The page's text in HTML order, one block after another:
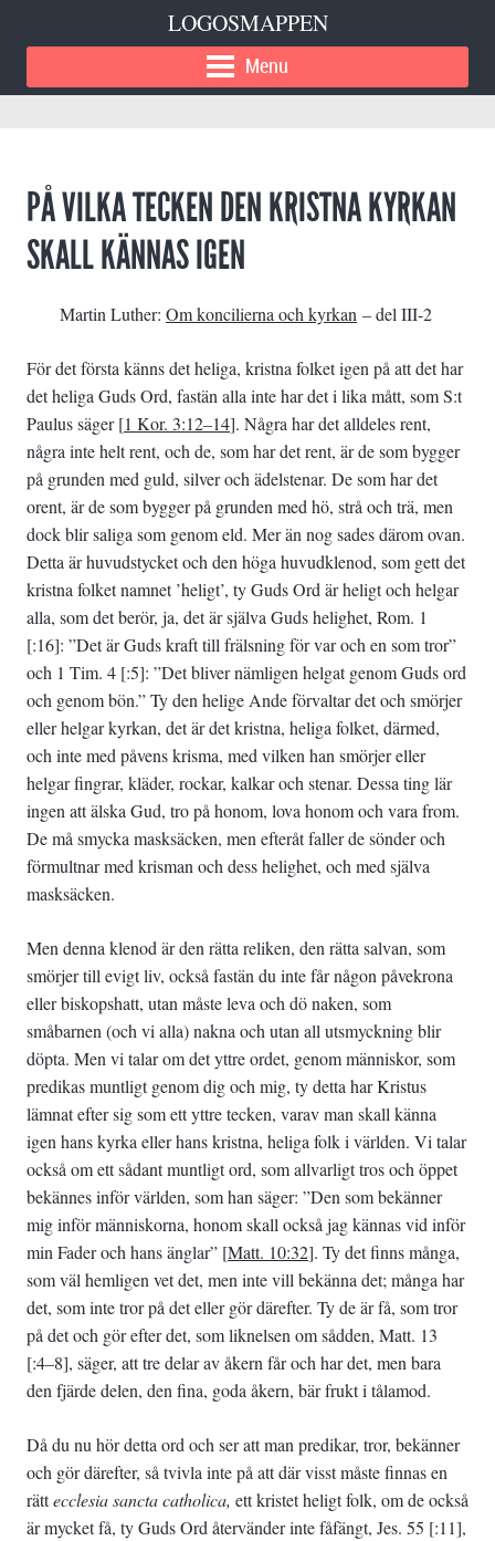
LOGOSMAPPEN
Menu
PÅ VILKA TECKEN DEN KRISTNA KYRKAN
SKALL KÄNNAS IGEN
Martin Luther: Om koncilierna och kyrkan – del III-2
För det första känns det heliga, kristna folket igen på att det har
det heliga Guds Ord, fastän alla inte har det i lika mått, som S:t
Paulus säger [1 Kor. 3:12–14]. Några har det alldeles rent,
några inte helt rent, och de, som har det rent, är de som bygger
på grunden med guld, silver och ädelstenar. De som har det
orent, är de som bygger på grunden med hö, strå och trä, men
dock blir saliga som genom eld. Mer än nog sades därom ovan.
Detta är huvudstycket och den höga huvudklenod, som gett det
kristna folket namnet ’heligt’, ty Guds Ord är heligt och helgar
alla, som det berör, ja, det är själva Guds helighet, Rom. 1
[:16]: ”Det är Guds kraft till frälsning för var och en som tror”
och 1 Tim. 4 [:5]: ”Det bliver nämligen helgat genom Guds ord
och genom bön.” Ty den helige Ande förvaltar det och smörjer
eller helgar kyrkan, det är det kristna, heliga folket, därmed,
och inte med påvens krisma, med vilken han smörjer eller
helgar fingrar, kläder, rockar, kalkar och stenar. Dessa ting lär
ingen att älska Gud, tro på honom, lova honom och vara from.
De må smycka masksäcken, men efteråt faller de sönder och
förmultnar med krisman och dess helighet, och med själva
masksäcken.
Men denna klenod är den rätta reliken, den rätta salvan, som
smörjer till evigt liv, också fastän du inte får någon påvekrona
eller biskopshatt, utan måste leva och dö naken, som
småbarnen (och vi alla) nakna och utan all utsmyckning blir
döpta. Men vi talar om det yttre ordet, genom människor, som
predikas muntligt genom dig och mig, ty detta har Kristus
lämnat efter sig som ett yttre tecken, varav man skall känna
igen hans kyrka eller hans kristna, heliga folk i världen. Vi talar
också om ett sådant muntligt ord, som allvarligt tros och öppet
bekännes inför världen, som han säger: ”Den som bekänner
mig inför människorna, honom skall också jag kännas vid inför
min Fader och hans änglar” [Matt. 10:32]. Ty det finns många,
som väl hemligen vet det, men inte vill bekänna det; många har
det, som inte tror på det eller gör därefter. Ty de är få, som tror
på det och gör efter det, som liknelsen om sådden, Matt. 13
[:4–8], säger, att tre delar av åkern får och har det, men bara
den fjärde delen, den fina, goda åkern, bär frukt i tålamod.
Då du nu hör detta ord och ser att man predikar, tror, bekänner
och gör därefter, så tvivla inte på att där visst måste finnas en
rättecclesia sancta catholica, ett kristet heligt folk, om de också
är mycket få, ty Guds Ord återvänder inte fåfängt, Jes. 55 [:11],